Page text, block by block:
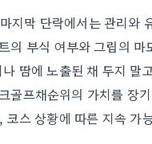
막 단락에서는 관리와
의 부식 여부와 그립의
땀에 노출된 채 두지 말
골프채순위의 가치를 장
코스 상황에 따른 지속 가